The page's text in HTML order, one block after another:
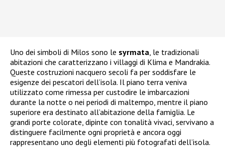
Uno dei simboli di Milos sono le syrmata, le tradizionali
abitazioni che caratterizzano i villaggi di Klima e Mandrakia.
Queste costruzioni nacquero secoli fa per soddisfare le
esigenze dei pescatori dell’isola. Il piano terra veniva
utilizzato come rimessa per custodire le imbarcazioni
durante la notte o nei periodi di maltempo, mentre il piano
superiore era destinato all’abitazione della famiglia. Le
grandi porte colorate, dipinte con tonalità vivaci, servivano a
distinguere facilmente ogni proprietà e ancora oggi
rappresentano uno degli elementi più fotografati dell’isola.